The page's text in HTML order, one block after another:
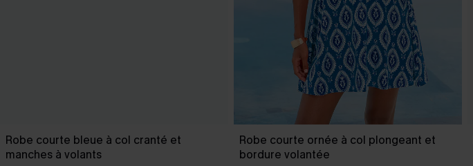
Robe courte bleue à col cranté et
manches à volants
Robe courte ornée à col plongeant et
bordure volantée